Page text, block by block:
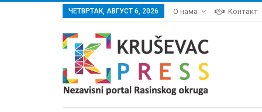
ЧЕТВРТАК, АВГУСТ 6, 2026 О нама Контакт